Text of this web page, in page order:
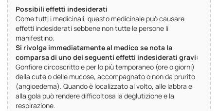
Possibili effetti indesiderati
Come tutti i medicinali, questo medicinale può causare
effetti indesiderati sebbene non tutte le persone li
manifestino.
Si rivolga immediatamente al medico se nota la
comparsa di uno dei seguenti effetti indesiderati gravi:
Gonfiore circoscritto e per lo più temporaneo (ore o giorni)
della cute o delle mucose, accompagnato o non da prurito
(angioedema). Quando è localizzato al volto, alle labbra e
alla gola può rendere difficoltosa la deglutizione e la
respirazione.